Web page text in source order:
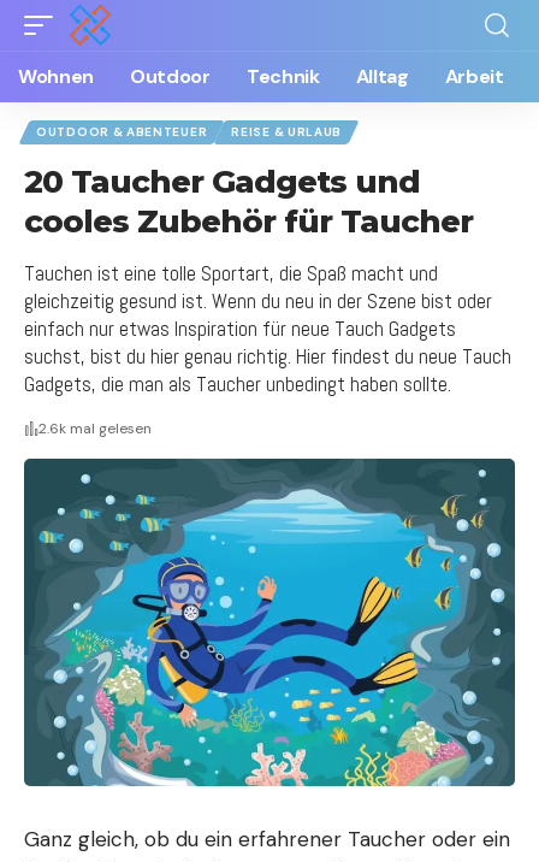
Wohnen Outdoor Technik Alltag Arbeit
OUTDOOR & ABENTEUER REISE & URLAUB
20 Taucher Gadgets und
cooles Zubehör für Taucher
Tauchen ist eine tolle Sportart, die Spaß macht und
gleichzeitig gesund ist. Wenn du neu in der Szene bist oder
einfach nur etwas Inspiration für neue Tauch Gadgets
suchst, bist du hier genau richtig. Hier findest du neue Tauch
Gadgets, die man als Taucher unbedingt haben sollte.
2.6k mal gelesen
Ganz gleich, ob du ein erfahrener Taucher oder ein